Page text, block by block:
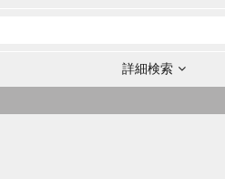
詳細検索